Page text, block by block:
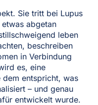
Sie tritt bei Lupus
abgetan
leben
beschreiben
in Verbindung
es, eine
dem entspricht, was
– und genau
entwickelt wurde.